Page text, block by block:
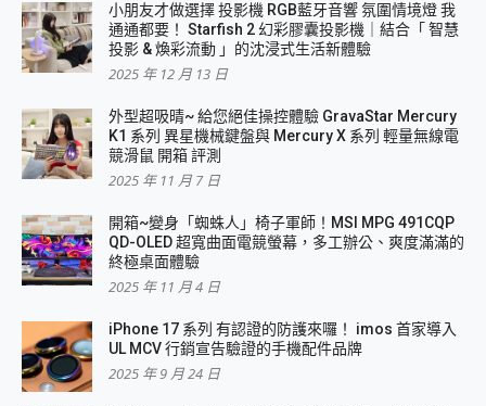
小朋友才做選擇 投影機 RGB藍牙音響 氛圍情境燈 我
通通都要！ Starfish 2 幻彩膠囊投影機｜結合「 智慧
投影 & 煥彩流動 」的沈浸式生活新體驗
2025 年 12 月 13 日
外型超吸晴~ 給您絕佳操控體驗 GravaStar Mercury
K1 系列 異星機械鍵盤與 Mercury X 系列 輕量無線電
競滑鼠 開箱 評測
2025 年 11 月 7 日
開箱~變身「蜘蛛人」椅子軍師！MSI MPG 491CQP
QD-OLED 超寬曲面電競螢幕，多工辦公、爽度滿滿的
終極桌面體驗
2025 年 11 月 4 日
iPhone 17 系列 有認證的防護來囉！ imos 首家導入
UL MCV 行銷宣告驗證的手機配件品牌
2025 年 9 月 24 日